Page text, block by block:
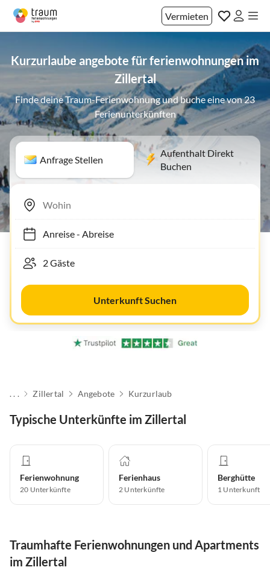
Vermieten
Kurzurlaube angebote für ferienwohnungen im
Zillertal
Finde deine Traum-Ferienwohnung und buche eine von 23
Ferienunterkünften
Anfrage Stellen
Aufenthalt Direkt
Buchen
Anreise- Abreise
Unterkunft Suchen
. . . Zillertal Angebote Kurzurlaub
Typische Unterkünfte im Zillertal
Ferienwohnung
20 Unterkünfte
Ferienhaus
2 Unterkünfte
Berghütte
1 Unterkunft
Traumhafte Ferienwohnungen und Apartments
im Zillertal